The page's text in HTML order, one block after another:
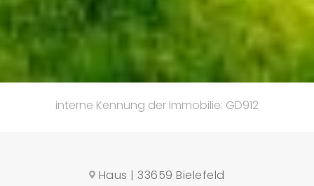
interne Kennung der Immobilie: GD912
Haus | 33659 Bielefeld